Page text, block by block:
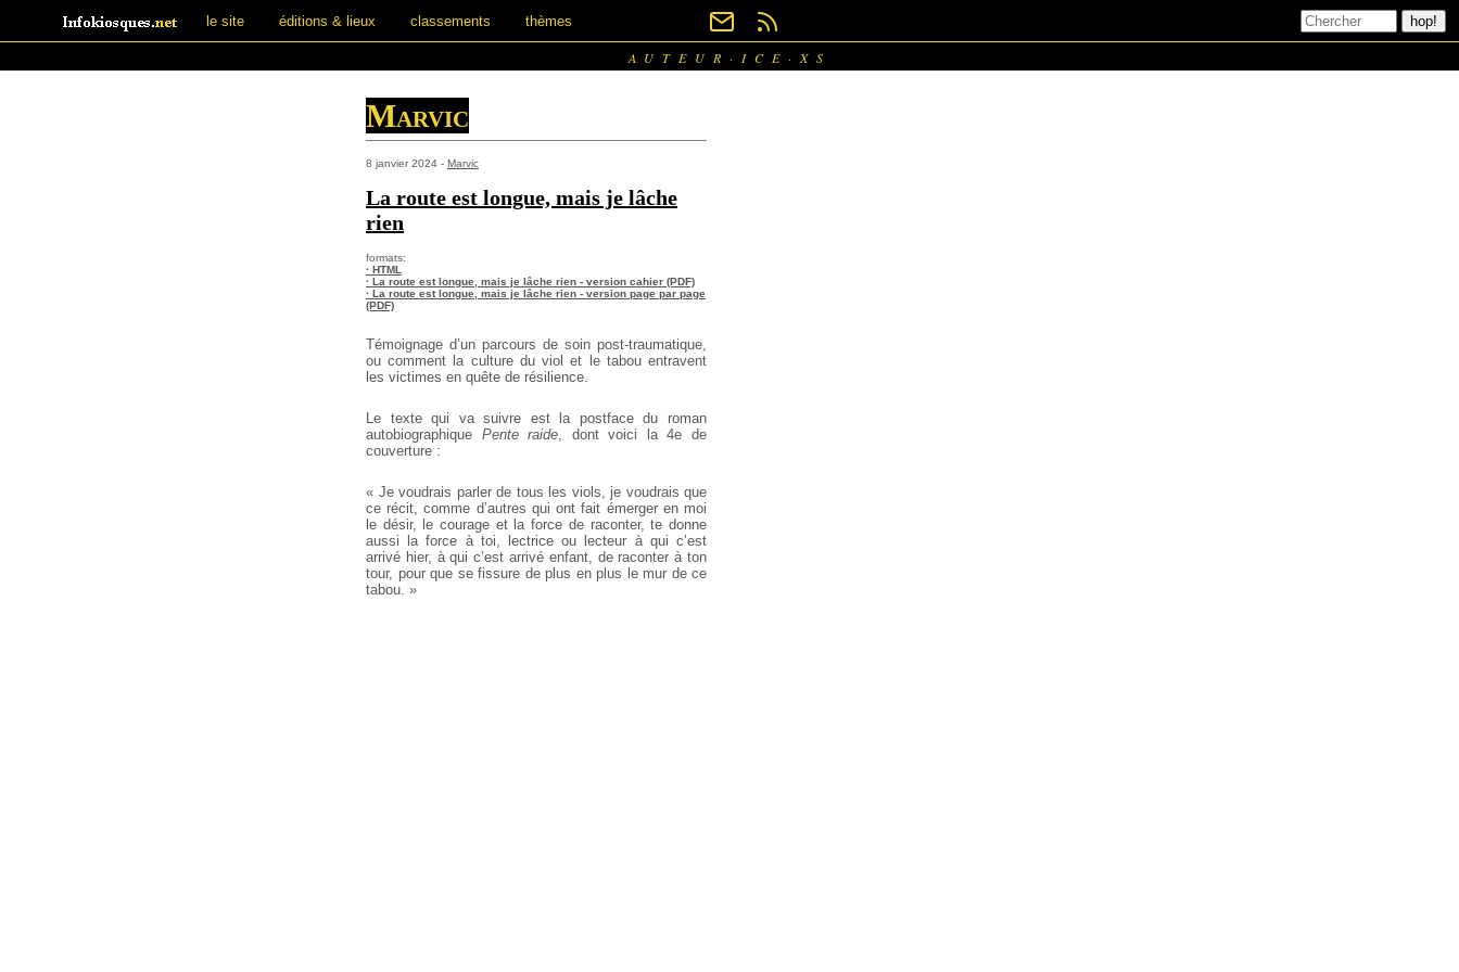
le site éditions & lieux classements thèmes
AUTEUR·ICE·XS
Marvic
8 janvier 2024 - Marvic
La route est longue, mais je lâche
rien
formats:
· HTML
· La route est longue, mais je lâche rien - version cahier (PDF)
· La route est longue, mais je lâche rien - version page par page
(PDF)
Témoignage d’un parcours de soin post-traumatique,
ou comment la culture du viol et le tabou entravent
les victimes en quête de résilience.
Le texte qui va suivre est la postface du roman
autobiographique Pente raide, dont voici la 4e de
couverture :
« Je voudrais parler de tous les viols, je voudrais que
ce récit, comme d’autres qui ont fait émerger en moi
le désir, le courage et la force de raconter, te donne
aussi la force à toi, lectrice ou lecteur à qui c’est
arrivé hier, à qui c’est arrivé enfant, de raconter à ton
tour, pour que se fissure de plus en plus le mur de ce
tabou. »